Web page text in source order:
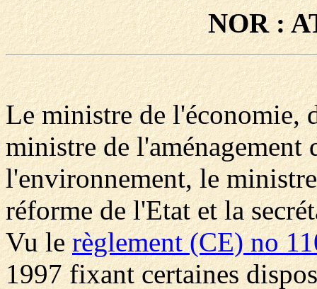
NOR :
Le ministre de l'économie,
ministre de l'aménagement
l'environnement, le
réforme de l'Etat et la
Vu lerèglement (CE) no
1997 fixant certaines